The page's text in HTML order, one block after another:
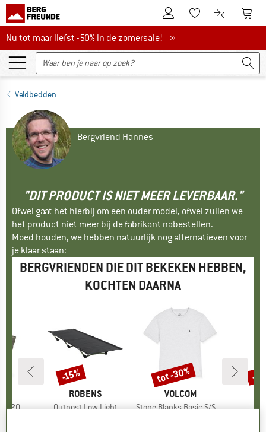
De klantenaccount
Naar deNaar de
Nu tot maar liefst -50% in de zomersale!
Nu tot maar liefst -50% in de zomersale! »
Veldbedden
Bergvriend Hannes
"DIT PRODUCT IS NIET MEER LEVERBAAR."
Ofwel gaat het hierbij om een ouder model, ofwel zullen we
het product niet meer bij de fabrikant nabestellen.
Moed houden, we hebben natuurlijk nog alternatieven voor
je klaar staan:
BERGVRIENDEN DIE DIT BEKEKEN HEBBEN,
KOCHTEN DAARNA
20
MERK
ROBENS
Artikel
Outpost Low Light
Korting
-15%
MERK
VOLCOM
Artikel
Stone Blanks Basic S/S Tee
Korting
tot -30% -